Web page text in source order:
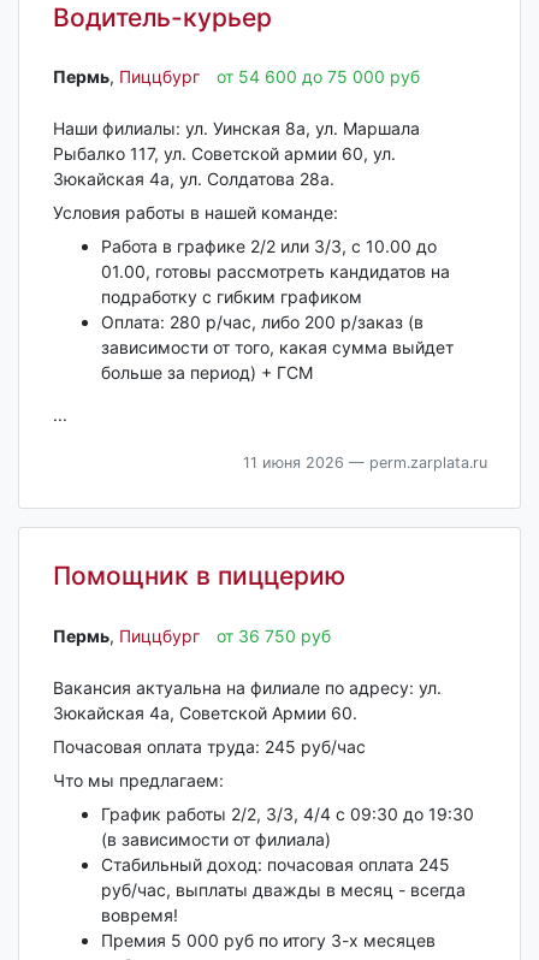
Водитель-курьер
Пермь‎, Пиццбург от 54 600 до 75 000 руб
Наши филиалы: ул. Уинская 8а, ул. Маршала
Рыбалко 117, ул. Советской армии 60, ул.
Зюкайская 4а, ул. Солдатова 28а.
Условия работы в нашей команде:
Работа в графике 2/2 или 3/3, с 10.00 до
01.00, готовы рассмотреть кандидатов на
подработку с гибким графиком
Оплата: 280 р/час, либо 200 р/заказ (в
зависимости от того, какая сумма выйдет
больше за период) + ГСМ
...
11 июня 2026 — perm.zarplata.ru
Помощник в пиццерию
Пермь‎, Пиццбург от 36 750 руб
Вaкансия актуальна на филиале по адресу: ул.
Зюкайская 4а, Советской Армии 60.
Почасовая оплата труда: 245 руб/час
Что мы предлагаем:
График работы 2/2, 3/3, 4/4 с 09:30 до 19:30
(в зависимости от филиала)
Стабильный доход: почасовая оплата 245
руб/час, выплаты дважды в месяц - всегда
вовремя!
Премия 5 000 руб по итогу 3-х месяцев